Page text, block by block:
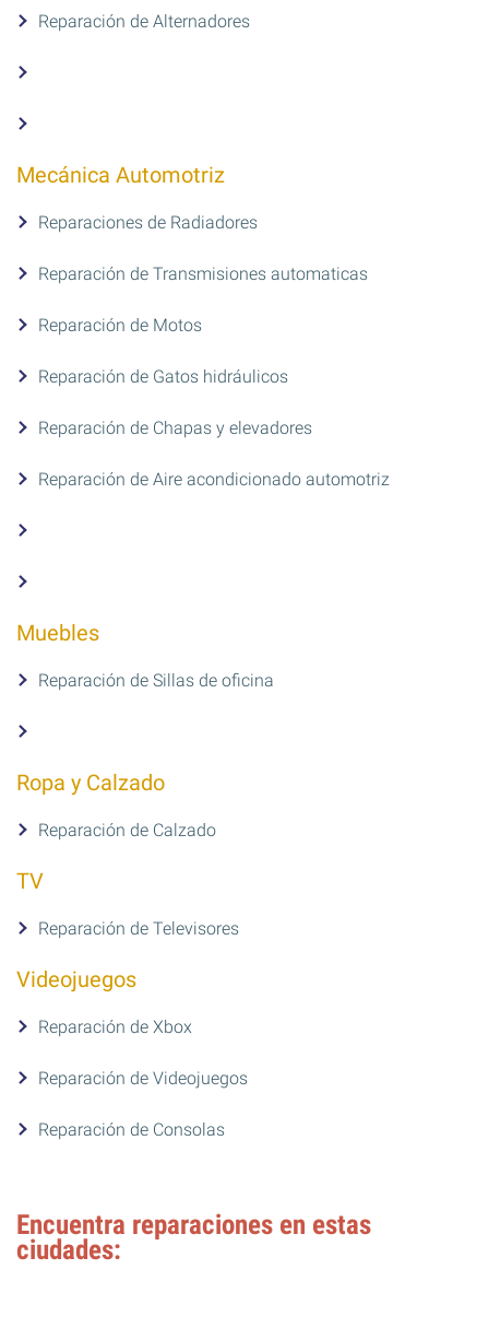
Reparación de Alternadores
Mecánica Automotriz
Reparaciones de Radiadores
Reparación de Transmisiones automaticas
Reparación de Motos
Reparación de Gatos hidráulicos
Reparación de Chapas y elevadores
Reparación de Aire acondicionado automotriz
Muebles
Reparación de Sillas de oficina
Ropa y Calzado
Reparación de Calzado
TV
Reparación de Televisores
Videojuegos
Reparación de Xbox
Reparación de Videojuegos
Reparación de Consolas
Encuentra reparaciones en estas
ciudades: